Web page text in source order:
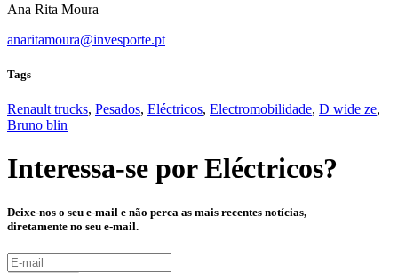
Ana Rita Moura
anaritamoura@invesporte.pt
Tags
Renault trucks, Pesados, Eléctricos, Electromobilidade, D wide ze,
Bruno blin
Interessa-se porEléctricos?
Deixe-nos o seu e-mail e não perca as mais recentes notícias,
diretamente no seu e-mail.